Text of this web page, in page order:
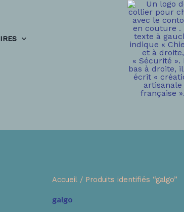
Accueil/ Produits identifiés “galgo”
galgo